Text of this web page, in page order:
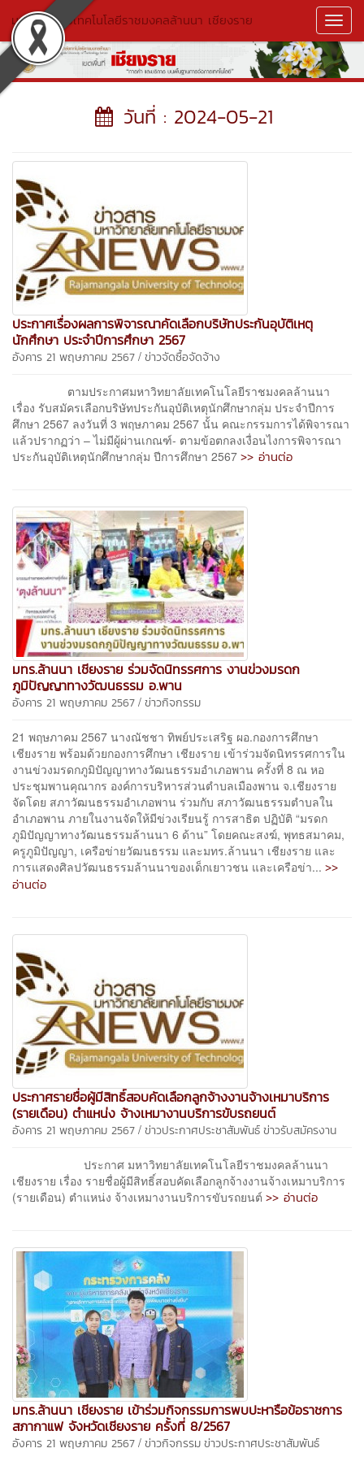
มหาวิทยาลัยเทคโนโลยีราชมงคลล้านนา เชียงราย
วันที่ : 2024-05-21
ประกาศเรื่องผลการพิจารณาคัดเลือกบริษัทประกันอุบัติเหตุ
นักศึกษา ประจำปีการศึกษา 2567
อังคาร 21 พฤษภาคม 2567 / ข่าวจัดซื้อจัดจ้าง
ตามประกาศมหาวิทยาลัยเทคโนโลยีราชมงคลล้านนา
เรื่อง รับสมัครเลือกบริษัทประกันอุบัติเหตุนักศึกษากลุ่ม ประจำปีการ
ศึกษา 2567 ลงวันที่ 3 พฤษภาคม 2567 นั้น คณะกรรมการได้พิจารณา
แล้วปรากฏว่า – ไม่มีผู้ผ่านเกณฑ์- ตามข้อตกลงเงื่อนไงการพิจารณา
ประกันอุบัติเหตุนักศึกษากลุ่ม ปีการศึกษา 2567 >> อ่านต่อ
มทร.ล้านนา เชียงราย ร่วมจัดนิทรรศการ งานข่วงมรดก
ภูมิปัญญาทางวัฒนธรรม อ.พาน
อังคาร 21 พฤษภาคม 2567 / ข่าวกิจกรรม
21 พฤษภาคม 2567 นางณัชชา ทิพย์ประเสริฐ ผอ.กองการศึกษา
เชียงราย พร้อมด้วยกองการศึกษา เชียงราย เข้าร่วมจัดนิทรรศการใน
งานข่วงมรดกภูมิปัญญาทางวัฒนธรรมอำเภอพาน ครั้งที่ 8 ณ หอ
ประชุมพานคุณากร องค์การบริหารส่วนตำบลเมืองพาน จ.เชียงราย
จัดโดย สภาวัฒนธรรมอำเภอพาน ร่วมกับ สภาวัฒนธรรมตำบลใน
อำเภอพาน ภายในงานจัดให้มีข่วงเรียนรู้ การสาธิต ปฏิบัติ “มรดก
ภูมิปัญญาทางวัฒนธรรมล้านนา 6 ด้าน” โดยคณะสงฆ์, พุทธสมาคม,
ครูภูมิปัญญา, เครือข่ายวัฒนธรรม และมทร.ล้านนา เชียงราย และ
การแสดงศิลปวัฒนธรรมล้านนาของเด็กเยาวชน และเครือข่า... >>
อ่านต่อ
ประกาศรายชื่อผู้มีสิทธิ์สอบคัดเลือกลูกจ้างงานจ้างเหมาบริการ
(รายเดือน) ตำแหน่ง จ้างเหมางานบริการขับรถยนต์
อังคาร 21 พฤษภาคม 2567 / ข่าวประกาศประชาสัมพันธ์ข่าวรับสมัครงาน
ประกาศ มหาวิทยาลัยเทคโนโลยีราชมงคลล้านนา
เชียงราย เรื่อง รายชื่อผู้มีสิทธิ์สอบคัดเลือกลูกจ้างงานจ้างเหมาบริการ
(รายเดือน) ตำแหน่ง จ้างเหมางานบริการขับรถยนต์ >> อ่านต่อ
มทร.ล้านนา เชียงราย เข้าร่วมกิจกรรมการพบปะหารือข้อราชการ
สภากาแฟ จังหวัดเชียงราย ครั้งที่ 8/2567
อังคาร 21 พฤษภาคม 2567 / ข่าวกิจกรรมข่าวประกาศประชาสัมพันธ์